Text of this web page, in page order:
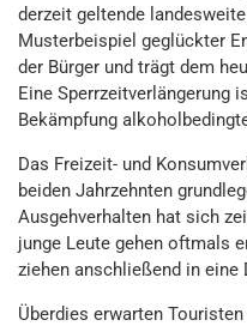
derzeit geltende
Musterbeispiel geglückter
der Bürger und trägt dem
Eine Sperrzeitverlängerung
Bekämpfung
Das Freizeit- und
beiden Jahrzehnten
Ausgehverhalten hat sich
junge Leute gehen oftmals
ziehen anschließend in eine
Überdies erwarten